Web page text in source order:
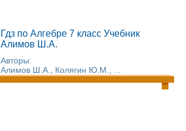
Гдз по Алгебре 7 класс Учебник
Алимов Ш.А.
Авторы:
Алимов Ш.А., Колягин Ю.М., ...